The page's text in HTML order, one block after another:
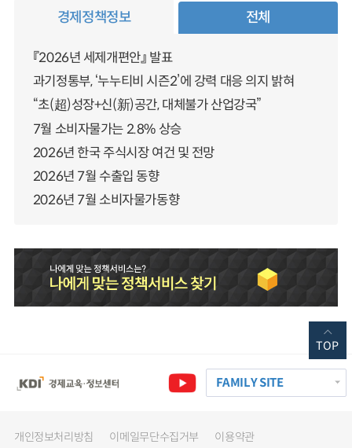
경제정책정보 전체
『2026년 세제개편안』 발표
과기정통부, ‘누누티비 시즌2’에 강력 대응 의지 밝혀
“초(超)성장+신(新)공간, 대체불가 산업강국”
7월 소비자물가는 2.8% 상승
2026년 한국 주식시장 여건 및 전망
2026년 7월 수출입 동향
2026년 7월 소비자물가동향
FAMILY SITE
개인정보처리방침 이메일무단수집거부 이용약관
TOP